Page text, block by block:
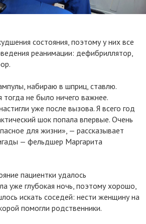
состояния, поэтому у них все
реанимации: дефибриллятор,
набираю в шприц, ставлю.
не было ничего важнее.
уже после вызова. Я всего год
шок попала впервые. Очень
для жизни», — рассказывает
— фельдшер Маргарита
пациентки удалось
уже глубокая ночь, поэтому хорошо,
искать соседей: нести женщину на
помогли родственники.